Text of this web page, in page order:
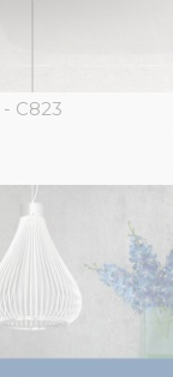
- C823